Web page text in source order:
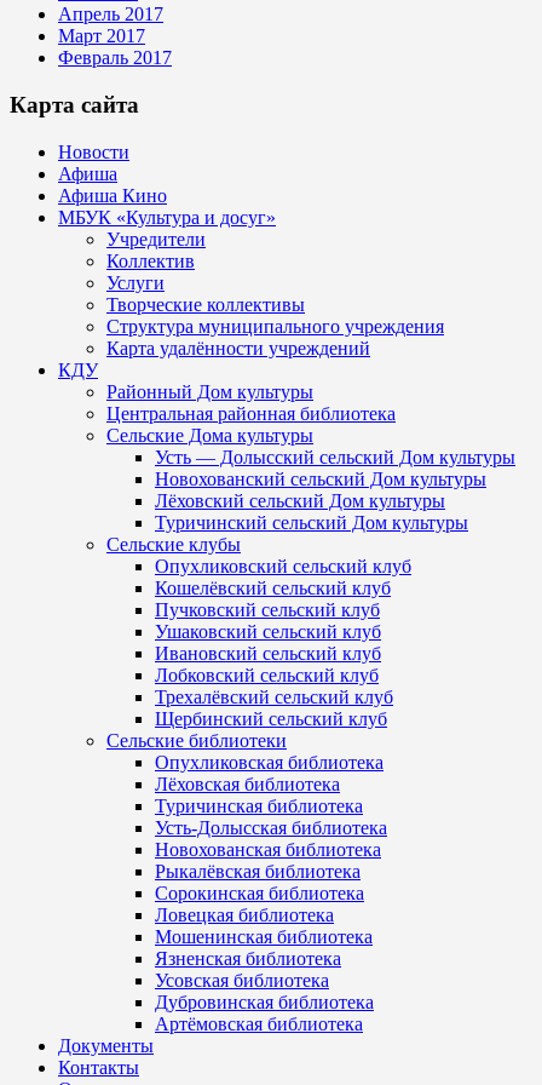
Апрель 2017
Март 2017
Февраль 2017
Карта сайта
Новости
Афиша
Афиша Кино
МБУК «Культура и досуг»
Учредители
Коллектив
Услуги
Творческие коллективы
Структура муниципального учреждения
Карта удалённости учреждений
КДУ
Районный Дом культуры
Центральная районная библиотека
Сельские Дома культуры
Усть — Долысский сельский Дом культуры
Новохованский сельский Дом культуры
Лёховский сельский Дом культуры
Туричинский сельский Дом культуры
Сельские клубы
Опухликовский сельский клуб
Кошелёвский сельский клуб
Пучковский сельский клуб
Ушаковский сельский клуб
Ивановский сельский клуб
Лобковский сельский клуб
Трехалёвский сельский клуб
Щербинский сельский клуб
Сельские библиотеки
Опухликовская библиотека
Лёховская библиотека
Туричинская библиотека
Усть-Долысская библиотека
Новохованская библиотека
Рыкалёвская библиотека
Сорокинская библиотека
Ловецкая библиотека
Мошенинская библиотека
Язненская библиотека
Усовская библиотека
Дубровинская библиотека
Артёмовская библиотека
Документы
Контакты